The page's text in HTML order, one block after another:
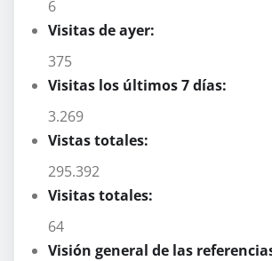
6
Visitas de ayer:
375
Visitas los últimos 7 días:
3.269
Vistas totales:
295.392
Visitas totales:
64
Visión general de las